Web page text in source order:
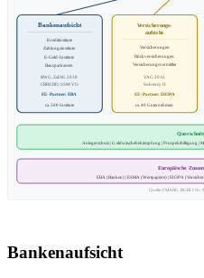
Bankenaufsicht
Kreditinstitute
Zahlungsinstitute
E-Geld-Institute
Bausparkassen
BWG, ZaDiG 2018
CRR/CRD, SSM-VO
EU-Partner: EBA
ca. 500 Institute
Versicherungs-
aufsicht
Versicherungen
Rückversicherungen
Versicherungsvermittler
VAG 2016
Solvency II
EU-Partner: EIOPA
ca. 40 Unternehmen
Anlegerschutz | Geldwäschebekämpfung | Prospektbilligung |
Europäische
EBA (Banken) | ESMA (Wertpapiere) | EIOPA
Quelle: FMABG, BGBl. I Nr.
Bankenaufsicht